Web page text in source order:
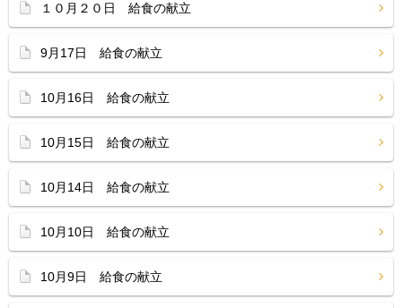
１０月２０日 給食の献立
9月17日 給食の献立
10月16日 給食の献立
10月15日 給食の献立
10月14日 給食の献立
10月10日 給食の献立
10月9日 給食の献立